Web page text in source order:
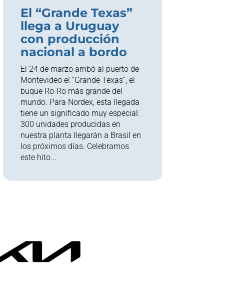
El “Grande Texas”
llega a Uruguay
con producción
nacional a bordo
El 24 de marzo arribó al puerto de
Montevideo el “Grande Texas”, el
buque Ro-Ro más grande del
mundo. Para Nordex, esta llegada
tiene un significado muy especial:
300 unidades producidas en
nuestra planta llegarán a Brasil en
los próximos días. Celebramos
este hito...